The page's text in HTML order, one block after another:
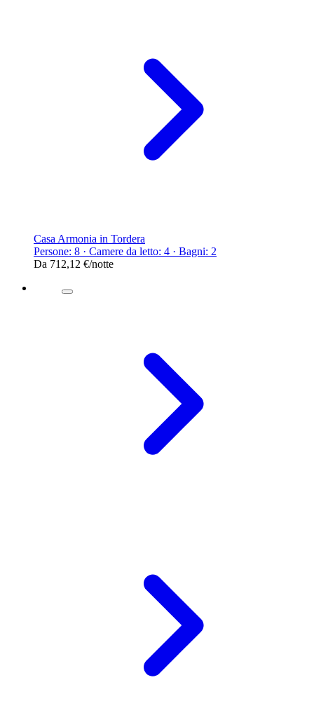
Casa Armonia in Tordera
Persone: 8 · Camere da letto: 4 · Bagni: 2
Da 712,12 €/notte